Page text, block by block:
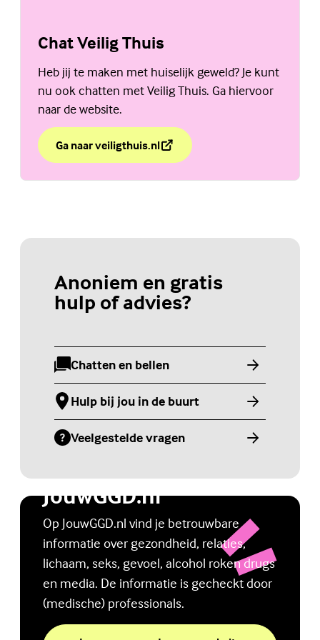
Chat Veilig Thuis
Heb jij te maken met huiselijk geweld? Je kunt
nu ook chatten met Veilig Thuis. Ga hiervoor
naar de website.
Ga naar veiligthuis.nl
over Chat Veilig Thuis
(Externe link)
Anoniem en gratis
hulp of advies?
Chatten en bellen
(Externe link)
Hulp bij jou in de buurt
(Externe link)
Veelgestelde vragen
(Externe link)
Jongerenwebsite
JouwGGD.nl
Op JouwGGD.nl vind je betrouwbare
informatie over gezondheid, relaties,
lichaam, seks, gevoel, alcohol roken drugs
en media. De informatie is gecheckt door
(medische) professionals.